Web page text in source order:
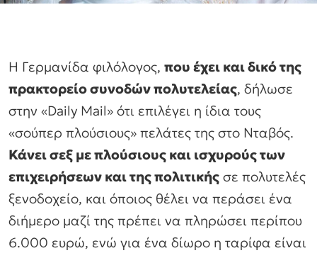
Η Γερμανίδα φιλόλογος, που έχει και δικό της
πρακτορείο συνοδών πολυτελείας, δήλωσε
στην «Daily Mail» ότι επιλέγει η ίδια τους
«σούπερ πλούσιους» πελάτες της στο Νταβός.
Κάνει σεξ με πλούσιους και ισχυρούς των
επιχειρήσεων και της πολιτικής σε πολυτελές
ξενοδοχείο, και όποιος θέλει να περάσει ένα
διήμερο μαζί της πρέπει να πληρώσει περίπου
6.000 ευρώ, ενώ για ένα δίωρο η ταρίφα είναι